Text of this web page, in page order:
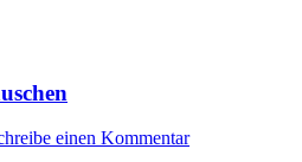
einen Kommentar